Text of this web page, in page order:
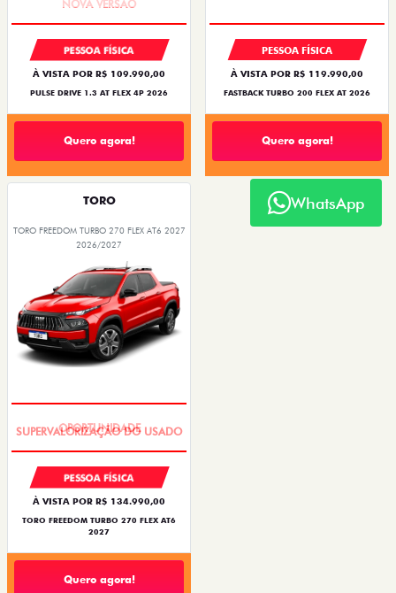
PESSOA FÍSICA
À VISTA POR R$ 109.990,00
PULSE DRIVE 1.3 AT FLEX 4P 2026
Quero agora!
PESSOA FÍSICA
À VISTA POR R$ 119.990,00
FASTBACK TURBO 200 FLEX AT 2026
Quero agora!
TORO
TORO FREEDOM TURBO 270 FLEX AT6 2027
2026/2027
PESSOA FÍSICA
À VISTA POR R$ 134.990,00
TORO FREEDOM TURBO 270 FLEX AT6
2027
Quero agora!
WhatsApp